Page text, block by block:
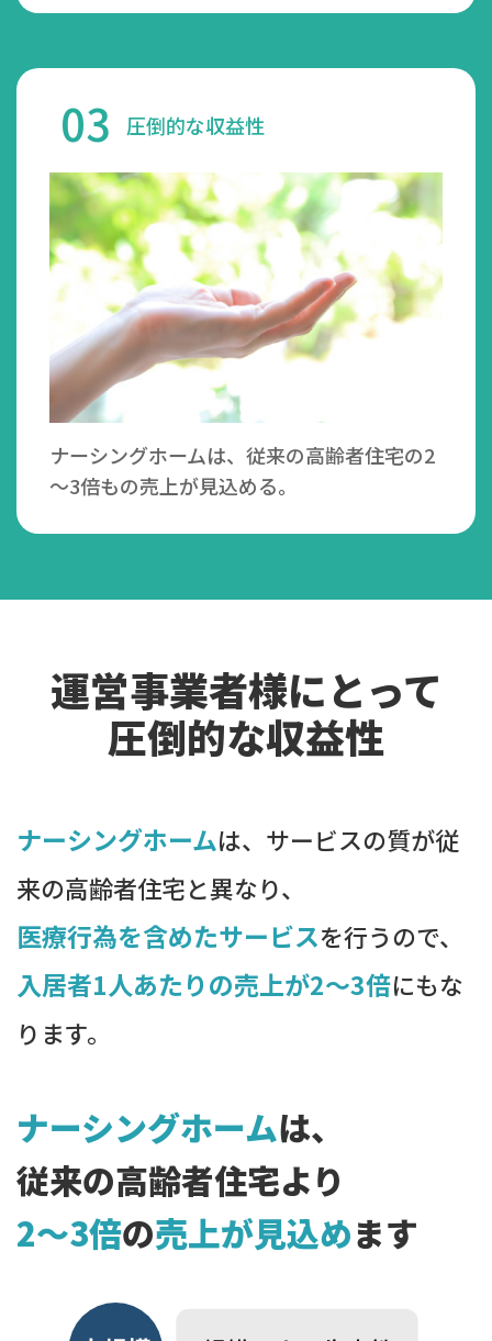
03 圧倒的な収益性
ナーシングホームは、従来の高齢者住宅の2
～3倍もの売上が見込める。
運営事業者様にとって
圧倒的な収益性
ナーシングホームは、サービスの質が従
来の高齢者住宅と異なり、
医療行為を含めたサービスを行うので、
入居者1人あたりの売上が2～3倍にもな
ります。
ナーシングホームは、
従来の高齢者住宅より
2〜3倍の売上が見込めます